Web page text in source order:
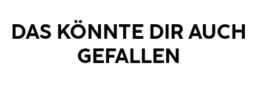
DAS KÖNNTE DIR AUCH
GEFALLEN